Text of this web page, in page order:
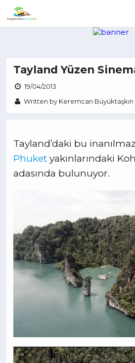
Tayland Yüzen
19/04/2013
Written by Keremcan Büyüktaşkın
Tayland’daki bu
Phuket yakınlarındaki
adasında bulunuyor.